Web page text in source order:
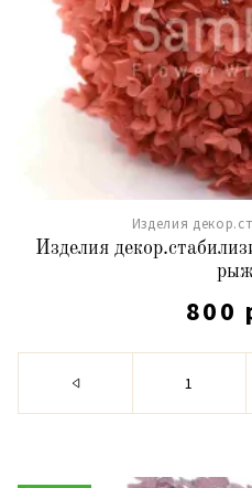
Изделия
Изделия
800